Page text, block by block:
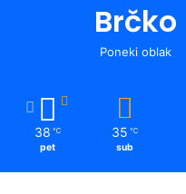
Brčko
Poneki oblak
38 ℃
pet
35 ℃
sub